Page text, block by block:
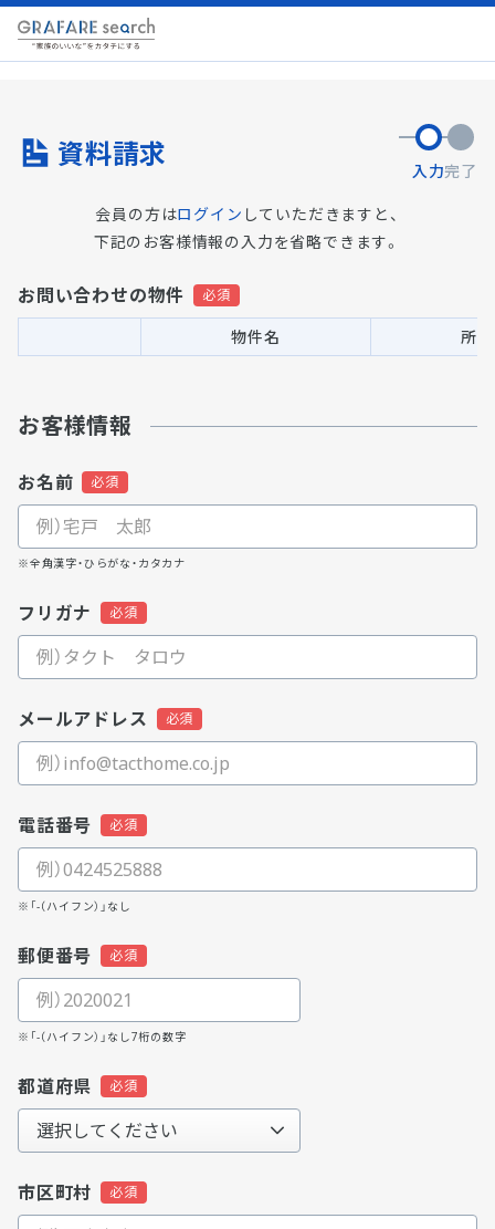
資料請求 入力完了
会員の方はログイン していただきますと、
下記のお客様情報の入力を省略できます。
お問い合わせの物件
物件名 所
お客様情報
お名前
※全角漢字・ひらがな・カタカナ
フリガナ
メールアドレス
電話番号
※「-（ハイフン）」なし
郵便番号
※「-（ハイフン）」なし7桁の数字
都道府県
市区町村